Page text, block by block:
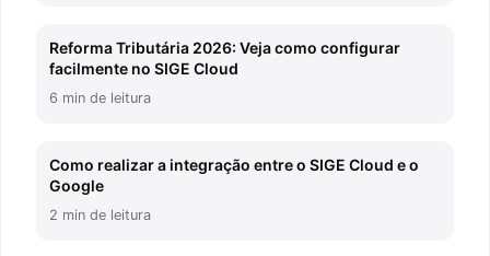
Reforma Tributária 2026: Veja como configurar
facilmente no SIGE Cloud
6 min de leitura
Como realizar a integração entre o SIGE Cloud e o
Google
2 min de leitura